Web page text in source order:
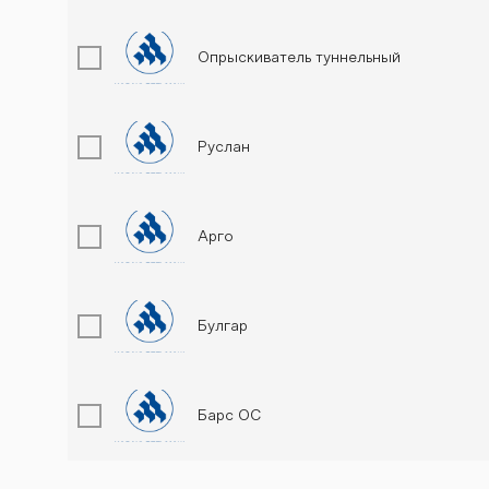
Опрыскиватель туннельный
Руслан
Арго
Булгар
Барс ОС